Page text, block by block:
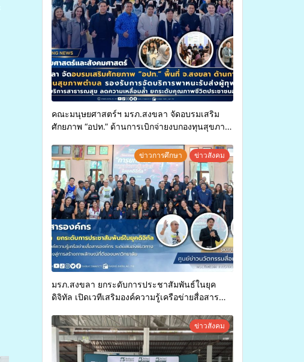
คณะมนุษยศาสตร์ฯ มรภ.สงขลา จัดอบรมเสริม
ศักยภาพ “อปท.” ด้านการเบิกจ่ายงบกองทุนสุขภาพ
ทุพพลภาพเพื่อเข้ารับบริการสาธารณสุข ลดความ
เหลื่อมล้ำ ยกระดับคุณภาพชีวิตประชาชนอย่าง
ยั่งยืน
ข่าวการศึกษา ข่าวสังคม
มรภ.สงขลา ยกระดับการประชาสัมพันธ์ในยุค
ดิจิทัล เปิดเวทีเสริมองค์ความรู้เครือข่ายสื่อสาร
การสร้างภาพลักษณ์ที่ดีของมหาวิทยาลัยข่าวสังคม